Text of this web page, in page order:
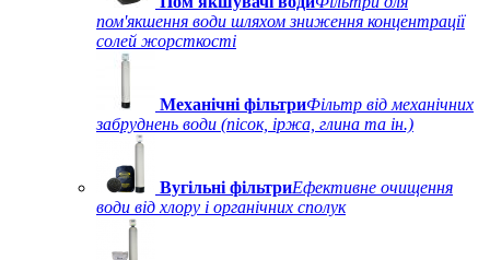
пом'якшення води шляхом зниження концентрації
солей жорсткості
Механічні фільтриФільтр від механічних
забруднень води (пісок, іржа, глина та ін.)
Вугільні фільтриЕфективне очищення
води від хлору і органічних сполук